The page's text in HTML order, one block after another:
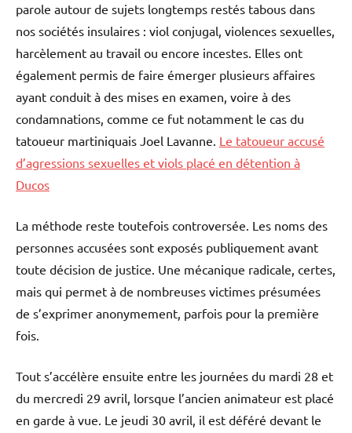
parole autour de sujets longtemps restés tabous dans
nos sociétés insulaires : viol conjugal, violences sexuelles,
harcèlement au travail ou encore incestes. Elles ont
également permis de faire émerger plusieurs affaires
ayant conduit à des mises en examen, voire à des
condamnations, comme ce fut notamment le cas du
tatoueur martiniquais Joel Lavanne. Le tatoueur accusé
d’agressions sexuelles et viols placé en détention à
Ducos
La méthode reste toutefois controversée. Les noms des
personnes accusées sont exposés publiquement avant
toute décision de justice. Une mécanique radicale, certes,
mais qui permet à de nombreuses victimes présumées
de s’exprimer anonymement, parfois pour la première
fois.
Tout s’accélère ensuite entre les journées du mardi 28 et
du mercredi 29 avril, lorsque l’ancien animateur est placé
en garde à vue. Le jeudi 30 avril, il est déféré devant le